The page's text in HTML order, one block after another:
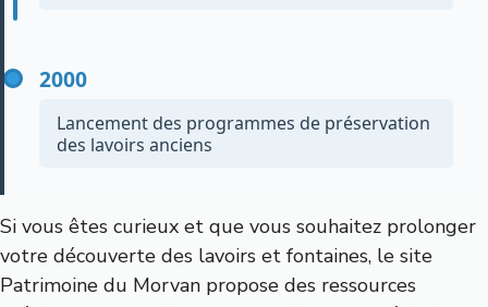
courante.
2000
Lancement des programmes de préservation
des lavoirs anciens
Si vous êtes curieux et que vous souhaitez prolonger
votre découverte des lavoirs et fontaines, le site
Patrimoine du Morvan propose des ressources